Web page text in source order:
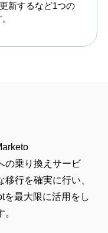
新するなど1つの
の乗り換えサービ
行を確実に行い、
を最大限に活用をし